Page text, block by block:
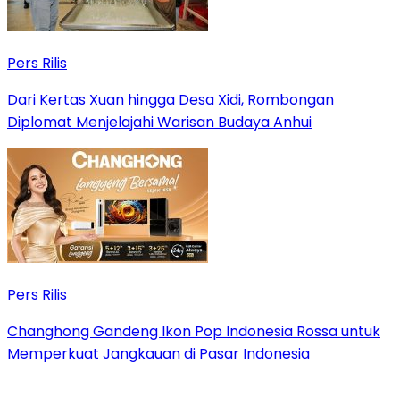
Pers Rilis
Dari Kertas Xuan hingga Desa Xidi, Rombongan
Diplomat Menjelajahi Warisan Budaya Anhui
Pers Rilis
Changhong Gandeng Ikon Pop Indonesia Rossa untuk
Memperkuat Jangkauan di Pasar Indonesia